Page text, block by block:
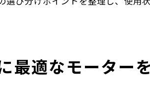
モ
モ
最適なモーター